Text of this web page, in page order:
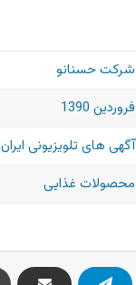
شرکت حسنانو
فروردین 1390
آگهی های تلویزیونی ایران
محصولات غذایی